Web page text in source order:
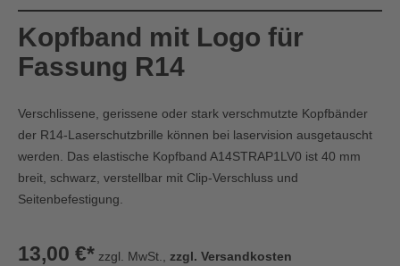
Kopfband mit Logo für
Fassung R14
Verschlissene, gerissene oder stark verschmutzte Kopfbänder
der R14-Laserschutzbrille können bei laservision ausgetauscht
werden. Das elastische Kopfband A14STRAP1LV0 ist 40 mm
breit, schwarz, verstellbar mit Clip-Verschluss und
Seitenbefestigung.
13,00 €* zzgl. MwSt., zzgl. Versandkosten